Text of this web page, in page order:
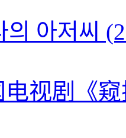
아저씨
视剧《